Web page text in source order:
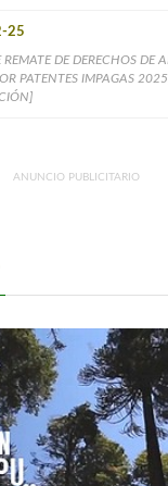
25
REMATE DE DERECHOS DE
PATENTES IMPAGAS
ANUNCIO PUBLICITARIO